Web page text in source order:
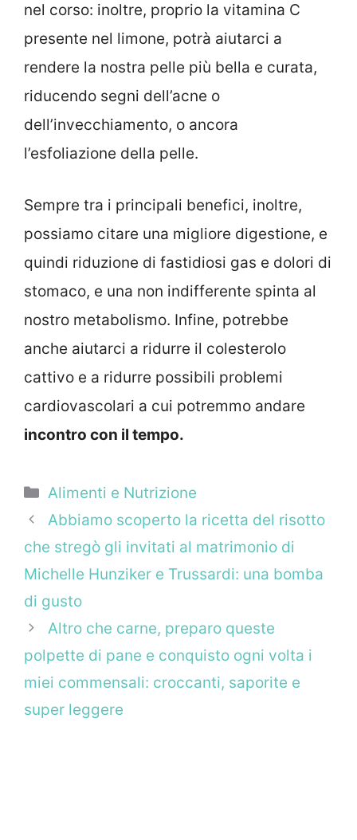
nel corso: inoltre, proprio la vitamina C
presente nel limone, potrà aiutarci a
rendere la nostra pelle più bella e curata,
riducendo segni dell’acne o
dell’invecchiamento, o ancora
l’esfoliazione della pelle.
Sempre tra i principali benefici, inoltre,
possiamo citare una migliore digestione, e
quindi riduzione di fastidiosi gas e dolori di
stomaco, e una non indifferente spinta al
nostro metabolismo. Infine, potrebbe
anche aiutarci a ridurre il colesterolo
cattivo e a ridurre possibili problemi
cardiovascolari a cui potremmo andare
incontro con il tempo.
Categorie
Alimenti e Nutrizione
Abbiamo scoperto la ricetta del risotto
che stregò gli invitati al matrimonio di
Michelle Hunziker e Trussardi: una bomba
di gusto
Altro che carne, preparo queste
polpette di pane e conquisto ogni volta i
miei commensali: croccanti, saporite e
super leggere